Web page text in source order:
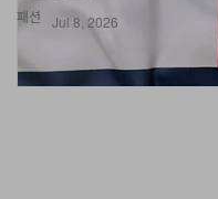
패션 Jul 8, 2026